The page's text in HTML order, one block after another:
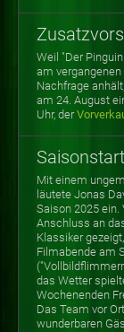
Weil "Der
am
Nachfrage
am 24. August
Uhr, der
Mit einem
läutete Jonas
Saison 2025
Anschluss an
Klassiker
Filmabende am
das Wetter
Wochenenden
Das Team vor
wunderbaren